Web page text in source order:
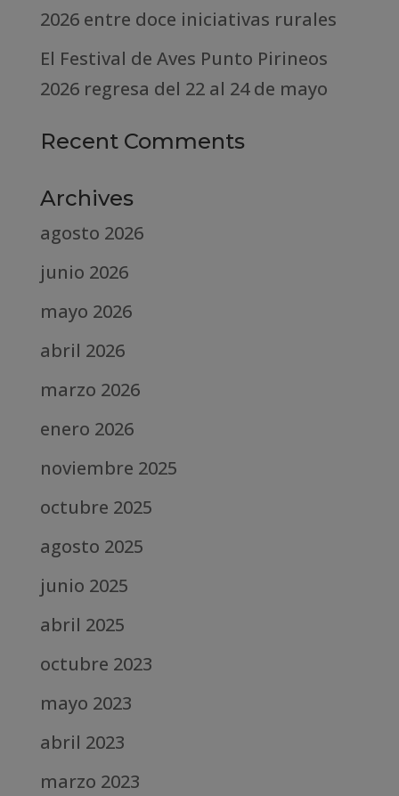
2026 entre doce iniciativas rurales
El Festival de Aves Punto Pirineos
2026 regresa del 22 al 24 de mayo
Recent Comments
Archives
agosto 2026
junio 2026
mayo 2026
abril 2026
marzo 2026
enero 2026
noviembre 2025
octubre 2025
agosto 2025
junio 2025
abril 2025
octubre 2023
mayo 2023
abril 2023
marzo 2023